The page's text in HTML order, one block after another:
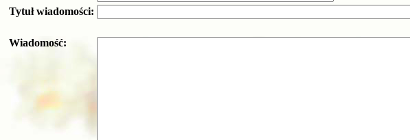
Tytuł wiadomości:
Wiadomość: